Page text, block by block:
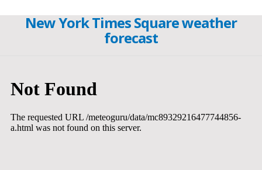
New York Times Square weather
forecast